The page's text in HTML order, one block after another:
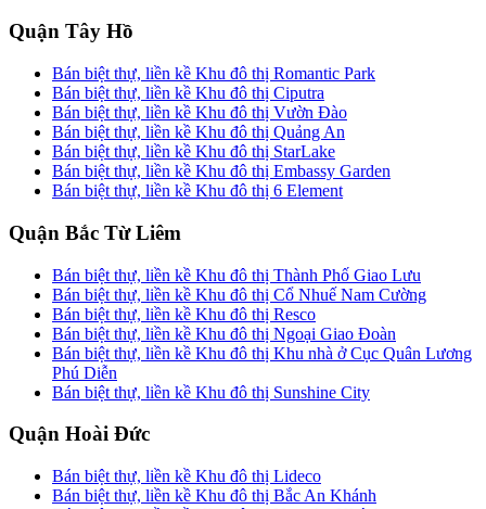
Quận Tây Hồ
Bán biệt thự, liền kề Khu đô thị Romantic Park
Bán biệt thự, liền kề Khu đô thị Ciputra
Bán biệt thự, liền kề Khu đô thị Vườn Đào
Bán biệt thự, liền kề Khu đô thị Quảng An
Bán biệt thự, liền kề Khu đô thị StarLake
Bán biệt thự, liền kề Khu đô thị Embassy Garden
Bán biệt thự, liền kề Khu đô thị 6 Element
Quận Bắc Từ Liêm
Bán biệt thự, liền kề Khu đô thị Thành Phố Giao Lưu
Bán biệt thự, liền kề Khu đô thị Cổ Nhuế Nam Cường
Bán biệt thự, liền kề Khu đô thị Resco
Bán biệt thự, liền kề Khu đô thị Ngoại Giao Đoàn
Bán biệt thự, liền kề Khu đô thị Khu nhà ở Cục Quân Lương
Phú Diễn
Bán biệt thự, liền kề Khu đô thị Sunshine City
Quận Hoài Đức
Bán biệt thự, liền kề Khu đô thị Lideco
Bán biệt thự, liền kề Khu đô thị Bắc An Khánh